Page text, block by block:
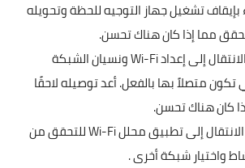
تشغيل جهاز التوجيه للحظة وتحويله
مما إذا كان هناك تحسن.
يمكنك أيضًا الانتقال إلى إعداد Wi-Fi ونسيان الشبكة
تكون متصلاً بها بالفعل. أعد توصيله لاحقًا
كان هناك تحسن.
يمكنك أيضًا الانتقال إلى تطبيق محلل Wi-Fi للتحقق من
واختيار شبكة أخرى .